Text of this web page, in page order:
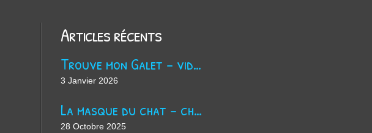
Articles récents
Trouve mon Galet - vidéo Youtube
3 Janvier 2026
La masque du chat - chanson d'Halloween
28 Octobre 2025